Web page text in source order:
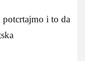
potcrtajmo i to da